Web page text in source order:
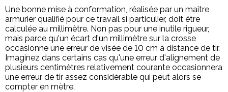
Une bonne mise à conformation, réalisée par un maitre
armurier qualifié pour ce travail si particulier, doit être
calculée au millimètre. Non pas pour une inutile rigueur,
mais parce qu'un écart d'un millimètre sur la crosse
occasionne une erreur de visée de 10 cm à distance de tir.
Imaginez dans certains cas qu'une erreur d'alignement de
plusieurs centimètres relativement courante occasionnera
une erreur de tir assez considérable qui peut alors se
compter en mètre.